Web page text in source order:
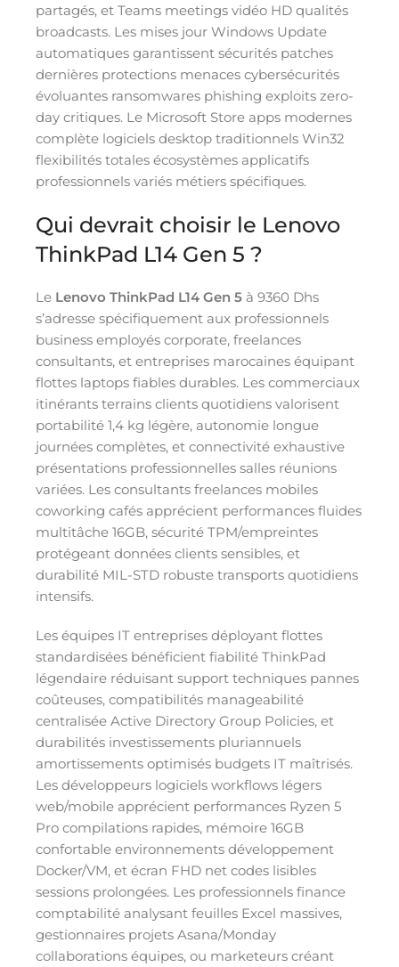
partagés, et Teams meetings vidéo HD qualités
broadcasts. Les mises jour Windows Update
automatiques garantissent sécurités patches
dernières protections menaces cybersécurités
évoluantes ransomwares phishing exploits zero-
day critiques. Le Microsoft Store apps modernes
complète logiciels desktop traditionnels Win32
flexibilités totales écosystèmes applicatifs
professionnels variés métiers spécifiques.
Qui devrait choisir le Lenovo
ThinkPad L14 Gen 5 ?
Le Lenovo ThinkPad L14 Gen 5 à 9360 Dhs
s’adresse spécifiquement aux professionnels
business employés corporate, freelances
consultants, et entreprises marocaines équipant
flottes laptops fiables durables. Les commerciaux
itinérants terrains clients quotidiens valorisent
portabilité 1,4 kg légère, autonomie longue
journées complètes, et connectivité exhaustive
présentations professionnelles salles réunions
variées. Les consultants freelances mobiles
coworking cafés apprécient performances fluides
multitâche 16GB, sécurité TPM/empreintes
protégeant données clients sensibles, et
durabilité MIL-STD robuste transports quotidiens
intensifs.
Les équipes IT entreprises déployant flottes
standardisées bénéficient fiabilité ThinkPad
légendaire réduisant support techniques pannes
coûteuses, compatibilités manageabilité
centralisée Active Directory Group Policies, et
durabilités investissements pluriannuels
amortissements optimisés budgets IT maîtrisés.
Les développeurs logiciels workflows légers
web/mobile apprécient performances Ryzen 5
Pro compilations rapides, mémoire 16GB
confortable environnements développement
Docker/VM, et écran FHD net codes lisibles
sessions prolongées. Les professionnels finance
comptabilité analysant feuilles Excel massives,
gestionnaires projets Asana/Monday
collaborations équipes, ou marketeurs créant